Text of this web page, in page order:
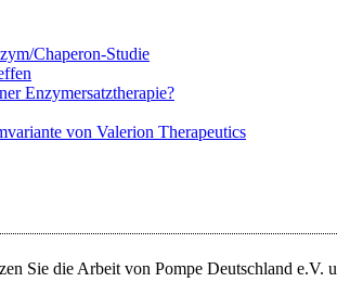
Chaperon-Studie
Enzymersatztherapie?
von Valerion Therapeutics
Sie die Arbeit von Pompe Deutschland